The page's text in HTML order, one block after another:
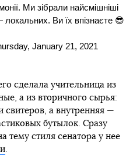
Ми зібрали найсмішніші
Ви їх впізнаєте 😎
January 21, 2021
сделала учительница из
а из вторичного сырья:
свитеров, а внутренняя —
бутылок. Сразу
тему стиля сенатора у нее